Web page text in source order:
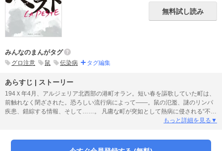
無料試し読み
みんなのまんがタグ
グロ注意 鼠 伝染病 タグ編集
あらすじ | ストーリー
194Ｘ年4月、アルジェリア北西部の港町オラン。短い春を謳歌していた町は、
前触れなく閉ざされた。恐ろしい流行病によって――。鼠の氾濫、謎のリンパ
疾患、錯綜する情報、そして……。 凡庸な町が突如として熱病に侵される“不条
理”を描き、圧倒的共感を呼んでいるノーベル賞受賞作家・カミュの代表作（宮
もっと詳細を見る▼